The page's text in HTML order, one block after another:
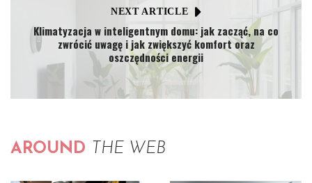
NEXT ARTICLE
Klimatyzacja w inteligentnym domu: jak zacząć, na co
zwrócić uwagę i jak zwiększyć komfort oraz
oszczędności energii
AROUND THE WEB